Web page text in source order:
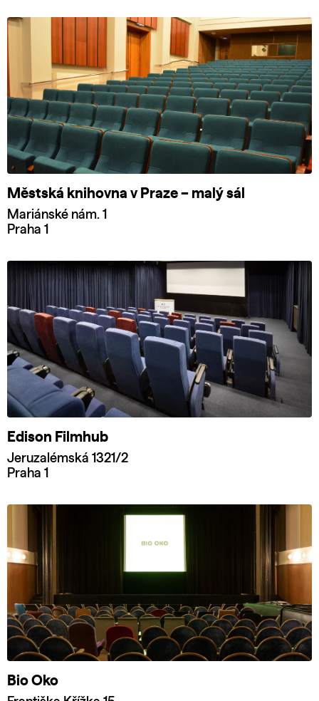
Městská knihovna v Praze – malý sál
Mariánské nám. 1
Praha 1
Edison Filmhub
Jeruzalémská 1321/2
Praha 1
Bio Oko